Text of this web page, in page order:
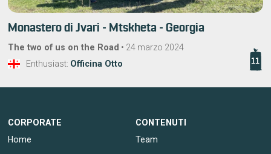
Monastero di Jvari - Mtskheta - Georgia
The two of us on the Road • 24 marzo 2024
Enthusiast: Officina Otto 11
CORPORATE
Home
CONTENUTI
Team